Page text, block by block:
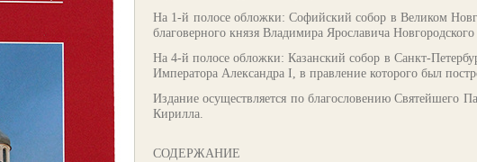
На 1-й полосе обложки: Софийский собор в Великом
благоверного князя Владимира Ярославича
На 4-й полосе обложки: Казанский собор в Санкт-
Императора Александра I, в правление которого был
Издание осуществляется по благословению Святейшего
Кирилла.
СОДЕРЖАНИЕ